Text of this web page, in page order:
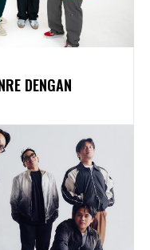
DENGAN